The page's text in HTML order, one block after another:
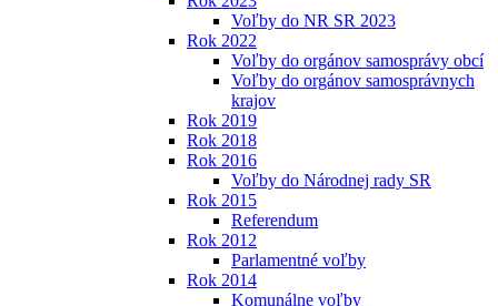
Voľby do NR SR 2023
Rok 2022
Voľby do orgánov samosprávy obcí
Voľby do orgánov samosprávnych
krajov
Rok 2019
Rok 2018
Rok 2016
Voľby do Národnej rady SR
Rok 2015
Referendum
Rok 2012
Parlamentné voľby
Rok 2014
Komunálne voľby